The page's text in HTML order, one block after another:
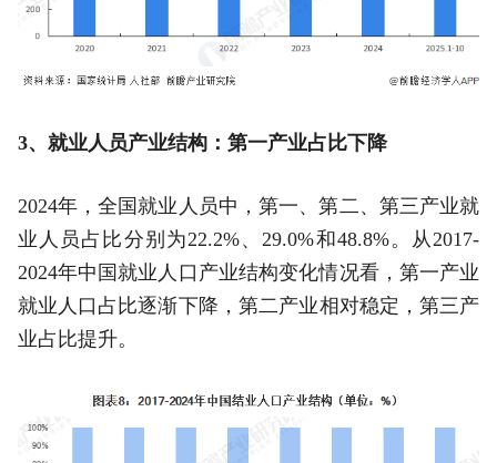
3、就业人员产业结构：第一产业占比下降
2024年，全国就业人员中，第一、第二、第三产业就
业人员占比分别为22.2%、29.0%和48.8%。从2017-
2024年中国就业人口产业结构变化情况看，第一产业
就业人口占比逐渐下降，第二产业相对稳定，第三产
业占比提升。